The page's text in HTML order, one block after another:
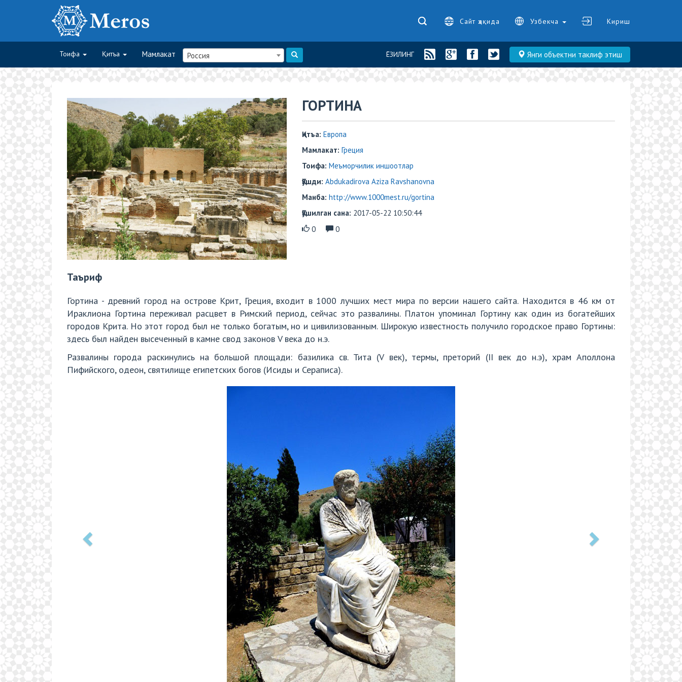
Сайт ҳақида Узбекча Кириш
Тоифа Қитъа Мамлакат Россия Янги объектни таклиф этиш
ЁЗИЛИНГ
ГОРТИНА
Қитъа: Европа
Мамлакат: Греция
Тоифа: Меъморчилик иншоотлар
Қўшди: Abdukadirova Aziza Ravshanovna
Манба: http://www.1000mest.ru/gortina
Қўшилган сана: 2017-05-22 10:50:44
0
0
Таъриф
Гортина - древний город на острове Крит, Греция, входит в 1000 лучших мест мира по версии нашего сайта. Находится в 46 км от
Ираклиона Гортина переживал расцвет в Римский период, сейчас это развалины. Платон упоминал Гортину как один из богатейших
городов Крита. Но этот город был не только богатым, но и цивилизованным. Широкую известность получило городское право Гортины:
здесь был найден высеченный в камне свод законов V века до н.э.
Развалины города раскинулись на большой площади: базилика св. Тита (V век), термы, преторий (II век до н.э), храм Аполлона
Пифийского, одеон, святилище египетских богов (Исиды и Сераписа).